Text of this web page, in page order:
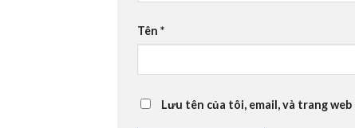
Tên *
Lưu tên của tôi, email, và trang